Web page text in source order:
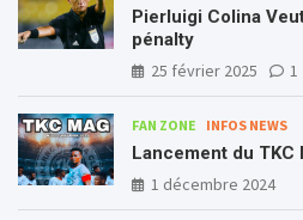
Pierluigi Colina
pénalty
25 février 2025
1
FAN ZONE INFOS NEWS
Lancement du TKC
1 décembre 2024